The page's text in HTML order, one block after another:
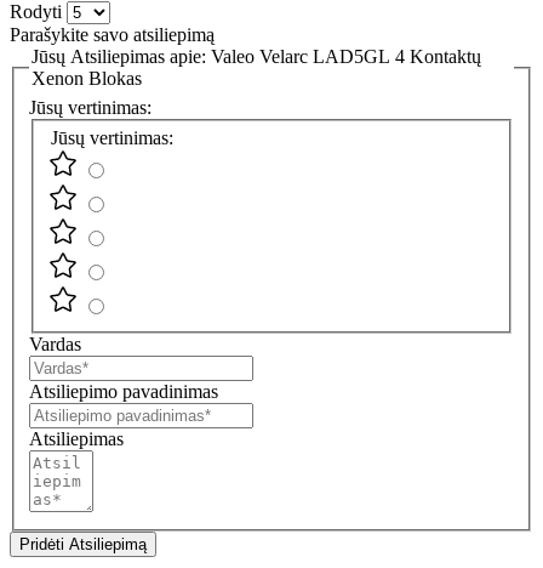
Rodyti
Parašykite savo atsiliepimą
Jūsų Atsiliepimas apie: Valeo Velarc LAD5GL 4 Kontaktų
Xenon Blokas
Jūsų vertinimas:
Jūsų vertinimas:
Vardas
Atsiliepimo pavadinimas
Atsiliepimas
Pridėti Atsiliepimą